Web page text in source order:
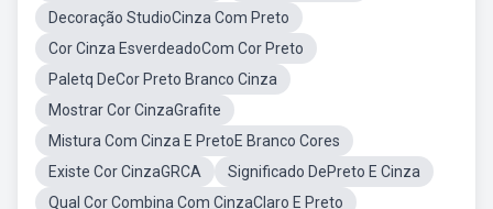
Decoração StudioCinza Com Preto
Cor Cinza EsverdeadoCom Cor Preto
Paletq DeCor Preto Branco Cinza
Mostrar Cor CinzaGrafite
Mistura Com Cinza E PretoE Branco Cores
Existe Cor CinzaGRCA
Significado DePreto E Cinza
Qual Cor Combina Com CinzaClaro E Preto